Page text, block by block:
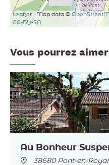
Leaflet | Map data ©
CC-BY-SA
Vous pourrez
Au Bonheur
38680 Pont-en-